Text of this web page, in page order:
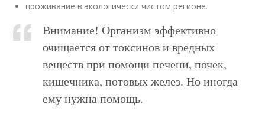
проживание в экологически чистом регионе.
Внимание! Организм эффективно
очищается от токсинов и вредных
веществ при помощи печени, почек,
кишечника, потовых желез. Но иногда
ему нужна помощь.